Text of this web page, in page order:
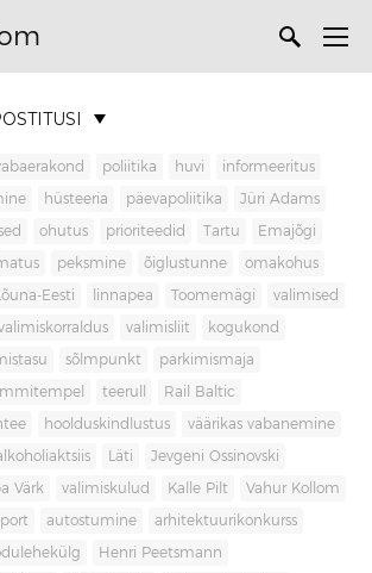
poliitika huvi informeeritus
hüsteeria päevapoliitika Jüri Adams
ohutus prioriteedid Tartu Emajõgi
peksmine õiglustunne omakohus
Lõuna-Eesti linnapea Toomemägi valimised
valimisliit kogukond
sõlmpunkt parkimismaja
teerull Rail Baltic
hoolduskindlustus väärikas vabanemine
Läti Jevgeni Ossinovski
Värk valimiskulud Kalle Pilt Vahur Kollom
autostumine arhitektuurikonkurss
Henri Peetsmann